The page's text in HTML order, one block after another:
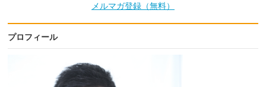
メルマガ登録（無料）
プロフィール